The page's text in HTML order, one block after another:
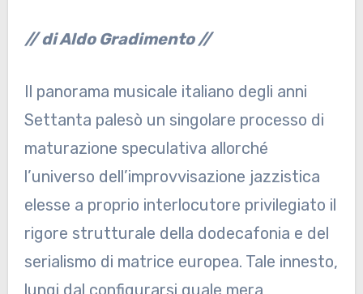
// di Aldo Gradimento //
Il panorama musicale italiano degli anni
Settanta palesò un singolare processo di
maturazione speculativa allorché
l’universo dell’improvvisazione jazzistica
elesse a proprio interlocutore privilegiato il
rigore strutturale della dodecafonia e del
serialismo di matrice europea. Tale innesto,
lungi dal configurarsi quale mera